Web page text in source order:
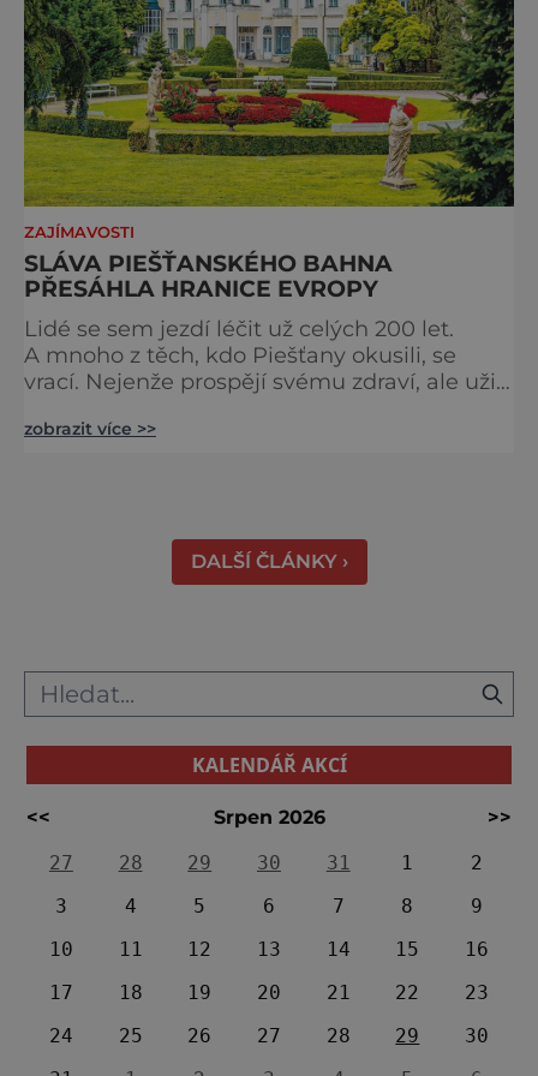
ZAJÍMAVOSTI
SLÁVA PIEŠŤANSKÉHO BAHNA
PŘESÁHLA HRANICE EVROPY
Lidé se sem jezdí léčit už celých 200 let.
A mnoho z těch, kdo Piešťany okusili, se
vrací. Nejenže prospějí svému zdraví, ale užijí
řekne slovenské lázně, Piešťany bývají první
zobrazit více >>
DALŠÍ ČLÁNKY ›
KALENDÁŘ AKCÍ
<< Srpen 2026
>>
27
28 29 30 31 1
2
3
4 5 6 7 8
9
10
11 12 13 14 15
16
17
18 19 20 21 22
23
24
25 26 27 28 29
30